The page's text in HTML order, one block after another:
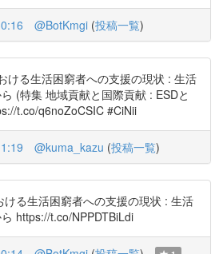
@BotKmgi (投稿一覧)
ける生活困窮者への支援の現状 : 生活
(特集 地域貢献と国際貢献 : ESDと
t.co/q6noZoCSIC #CiNii
@kuma_kazu (投稿一覧)
る生活困窮者への支援の現状 : 生活
https://t.co/NPPDTBiLdi